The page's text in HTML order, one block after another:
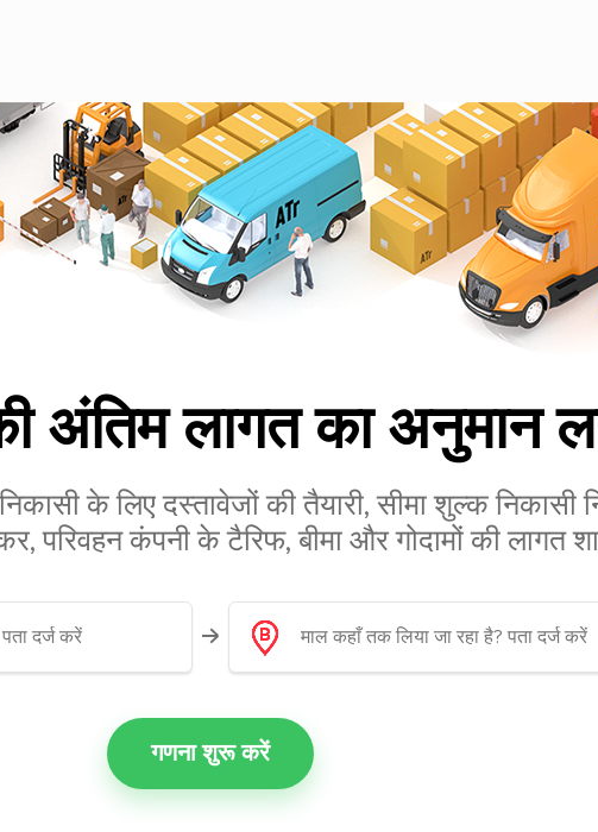
अंतिम लागत का अनुमान
के लिए दस्तावेजों की तैयारी, सीमा शुल्क निकासी
परिवहन कंपनी के टैरिफ, बीमा और गोदामों की लागत
गणना शुरू करें